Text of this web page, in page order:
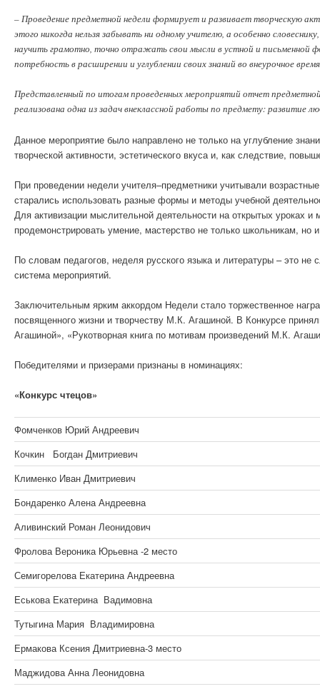
– Проведение предметной недели формирует и развивает творческую
этого никогда нельзя забывать ни одному учителю, а особенно
научить грамотно, точно отражать свои мысли в устной и письменной
потребность в расширении и углублении своих знаний во внеурочное
Представленный по итогам проведенных мероприятий отчет
реализована одна из задач внеклассной работы по предмету: развитие
Данное мероприятие было направлено не только на углубление
творческой активности, эстетического вкуса и, как следствие,
При проведении недели учителя–предметники учитывали
старались использовать разные формы и методы учебной
Для активизации мыслительной деятельности на открытых уроках
продемонстрировать умение, мастерство не только школьникам, но
По словам педагогов, неделя русского языка и литературы – это
система мероприятий.
Заключительным ярким аккордом Недели стало торжественное
посвященного жизни и творчеству М.К. Агашиной. В Конкурсе
Агашиной», «Рукотворная книга по мотивам произведений М.К.
Победителями и призерами признаны в номинациях:
«Конкурс чтецов»
Фомченков Юрий Андреевич
Кочкин Богдан Дмитриевич
Клименко Иван Дмитриевич
Бондаренко Алена Андреевна
Аливинский Роман Леонидович
Фролова Вероника Юрьевна -2 место
Семигорелова Екатерина Андреевна
Еськова Екатерина Вадимовна
Тутыгина Мария Владимировна
Ермакова Ксения Дмитриевна-3 место
Маджидова Анна Леонидовна